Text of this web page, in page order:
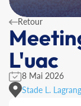
Retour
L'uac
8 Mai 2026
Stade L.